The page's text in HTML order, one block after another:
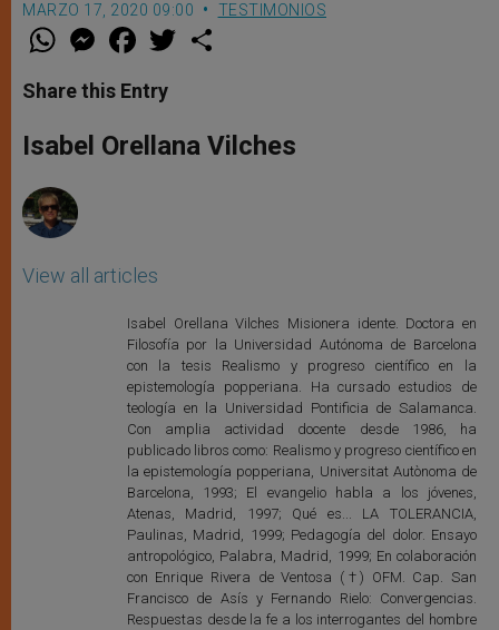
MARZO 17, 2020 09:00 TESTIMONIOS
W
t
s
p
p
M
e
s
e
g
e
F
a
e
b
o
k
w
r
Share this Entry
Isabel Orellana Vilches
View all articles
Isabel Orellana Vilches Misionera idente. Doctora en
Filosofía por la Universidad Autónoma de Barcelona
con la tesis Realismo y progreso científico en la
epistemología popperiana. Ha cursado estudios de
teología en la Universidad Pontificia de Salamanca.
Con amplia actividad docente desde 1986, ha
publicado libros como: Realismo y progreso científico en
la epistemología popperiana, Universitat Autònoma de
Barcelona, 1993; El evangelio habla a los jóvenes,
Atenas, Madrid, 1997; Qué es... LA TOLERANCIA,
Paulinas, Madrid, 1999; Pedagogía del dolor. Ensayo
antropológico, Palabra, Madrid, 1999; En colaboración
con Enrique Rivera de Ventosa (†) OFM. Cap. San
Francisco de Asís y Fernando Rielo: Convergencias.
Respuestas desde la fe a los interrogantes del hombre